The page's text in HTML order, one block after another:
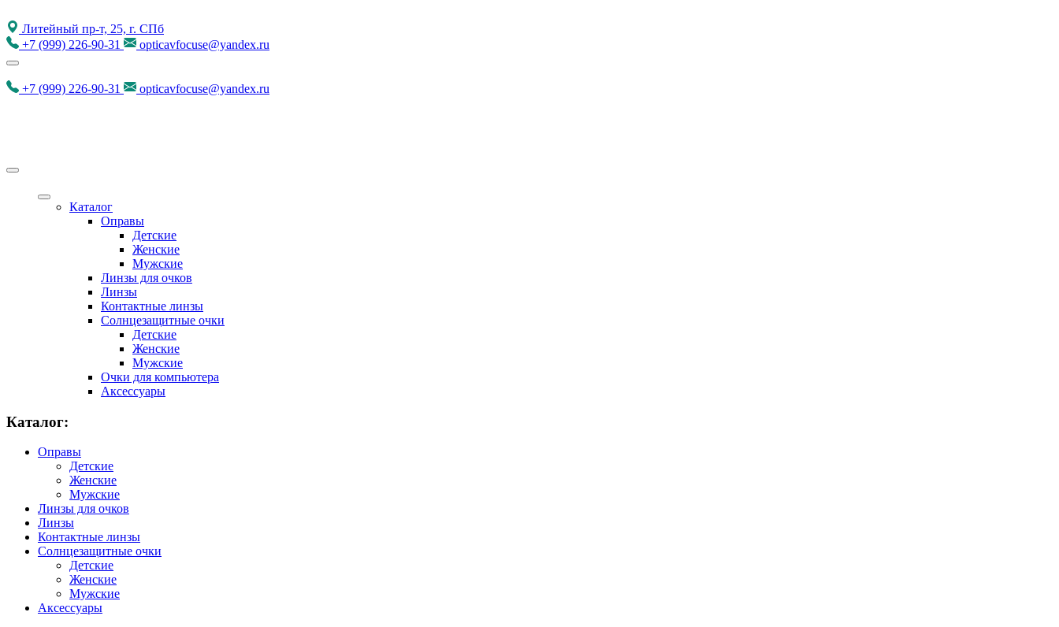
Литейный пр-т, 25, г. СПб
+7 (999) 226-90-31 opticavfocuse@yandex.ru
+7 (999) 226-90-31 opticavfocuse@yandex.ru
Каталог
Оправы
Детские
Женские
Мужские
Линзы для очков
Линзы
Контактные линзы
Солнцезащитные очки
Детские
Женские
Мужские
Очки для компьютера
Аксессуары
Каталог:
Оправы
Детские
Женские
Мужские
Линзы для очков
Линзы
Контактные линзы
Солнцезащитные очки
Детские
Женские
Мужские
Аксессуары